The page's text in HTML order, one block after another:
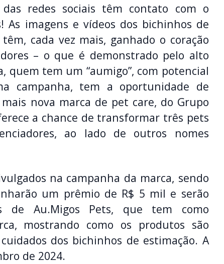
redes sociais têm contato com o
As imagens e vídeos dos bichinhos de
cada vez mais, ganhado o coração
– o que é demonstrado pelo alto
quem tem um “aumigo”, com potencial
campanha, tem a oportunidade de
nova marca de pet care, do Grupo
a chance de transformar três pets
ao lado de outros nomes
na campanha da marca, sendo
um prêmio de R$ 5 mil e serão
de Au.Migos Pets, que tem como
mostrando como os produtos são
dos bichinhos de estimação. A
de 2024.